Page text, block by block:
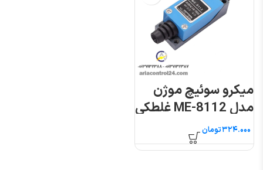
میکرو سوئیچ موژن
مدل ME-8112 غلطکی
فشاریتومان